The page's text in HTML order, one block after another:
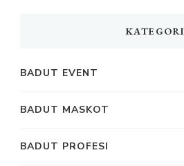
KATEGORI
BADUT EVENT
BADUT MASKOT
BADUT PROFESI